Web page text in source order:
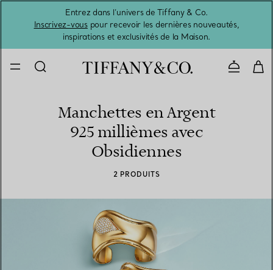
Entrez dans l’univers de Tiffany & Co.
Inscrivez-vouspour recevoir les dernières nouveautés,
inspirations et exclusivités de la Maison.
Manchettes en Argent
925 millièmes avec
Obsidiennes
2 PRODUITS